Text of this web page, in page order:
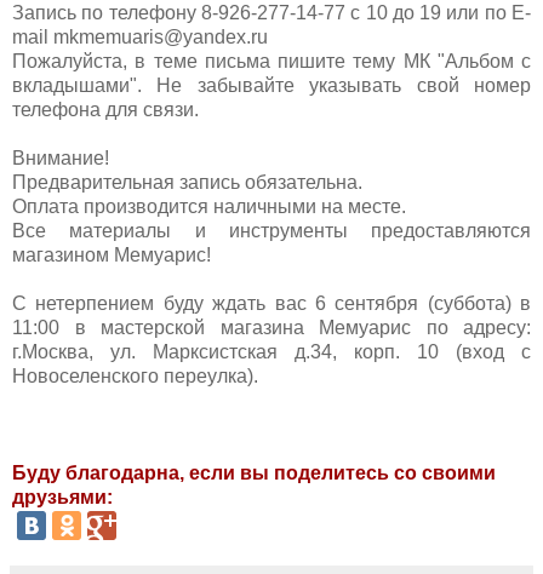
Запись по телефону 8-926-277-14-77 с 10 до 19 или по E-
mail mkmemuaris@yandex.ru
Пожалуйста, в теме письма пишите тему МК "Альбом с
вкладышами". Не забывайте указывать свой номер
телефона для связи.
Внимание!
Предварительная запись обязательна.
Оплата производится наличными на месте.
Все материалы и инструменты предоставляются
магазином Мемуарис!
С нетерпением буду ждать вас 6 сентября (суббота) в
11:00 в мастерской магазина Мемуарис по адресу:
г.Москва, ул. Марксистская д.34, корп. 10 (вход с
Новоселенского переулка).
Буду благодарна, если вы поделитесь со своими
друзьями: